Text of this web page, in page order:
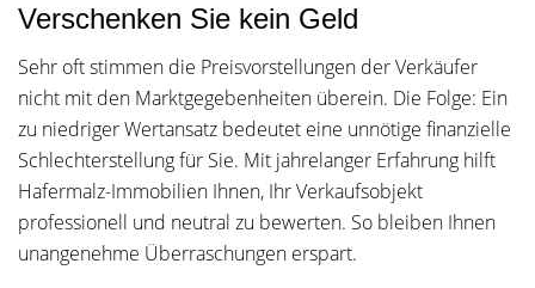
Verschenken Sie kein Geld
Sehr oft stimmen die Preisvorstellungen der Verkäufer
nicht mit den Marktgegebenheiten überein. Die Folge: Ein
zu niedriger Wertansatz bedeutet eine unnötige finanzielle
Schlechterstellung für Sie. Mit jahrelanger Erfahrung hilft
Hafermalz-Immobilien Ihnen, Ihr Verkaufsobjekt
professionell und neutral zu bewerten. So bleiben Ihnen
unangenehme Überraschungen erspart.